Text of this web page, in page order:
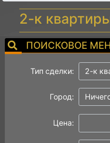
2-к
ПОИСКОВОЕ
Тип сделки: 2-к
Город:
Цена: